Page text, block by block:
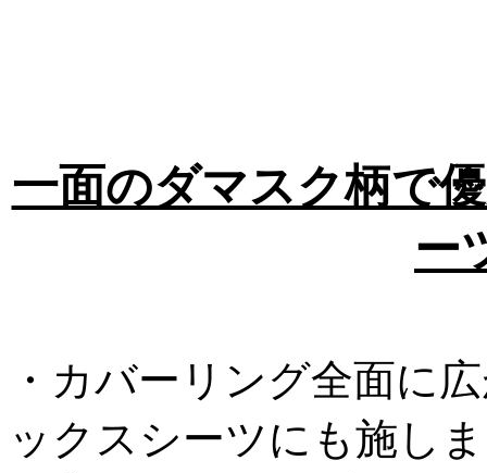
一面のダマスク柄で
ー
・カバーリング全面に
ックスシーツにも施し